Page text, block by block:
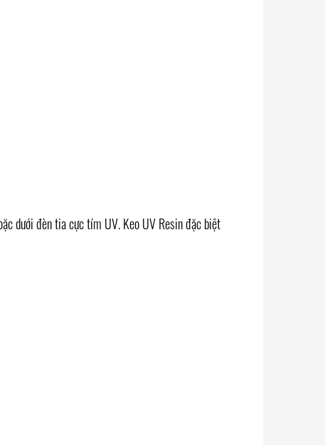
dưới đèn tia cực tím UV. Keo UV Resin đặc biệt